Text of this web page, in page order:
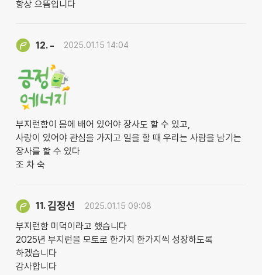
항상 으뜸입니다
12. - 2025.01.15 14:04
부지런함이 몸에 배어 있어야 장사도 할 수 있고,
사랑이 있어야 관심을 가지고 일을 할 때 우리는 사람을 남기는
장사를 할 수 있다
조 차 숙
11.김정선 2025.01.15 09:08
부지런함 미덕이라고 했습니다
2025년 부지런을 모토로 한가지 한가지씩 성장하도록
하겠습니다
감사합니다